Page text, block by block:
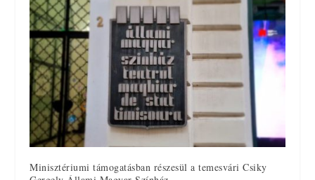
Minisztériumi támogatásban részesül a temesvári Csiky